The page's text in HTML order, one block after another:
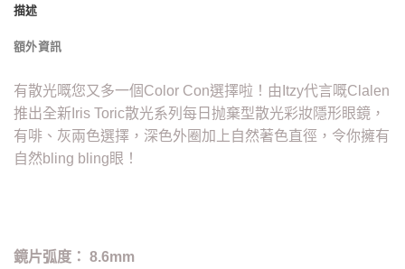
描述
額外資訊
有散光嘅您又多一個Color Con選擇啦！由Itzy代言嘅Clalen
推出全新Iris Toric散光系列每日抛棄型散光彩妝隱形眼鏡，
有啡、灰兩色選擇，深色外圈加上自然著色直徑，令你擁有
自然bling bling眼！
鏡片弧度： 8.6mm